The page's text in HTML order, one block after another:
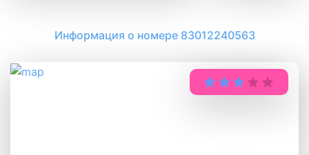
Информация о номере 83012240563